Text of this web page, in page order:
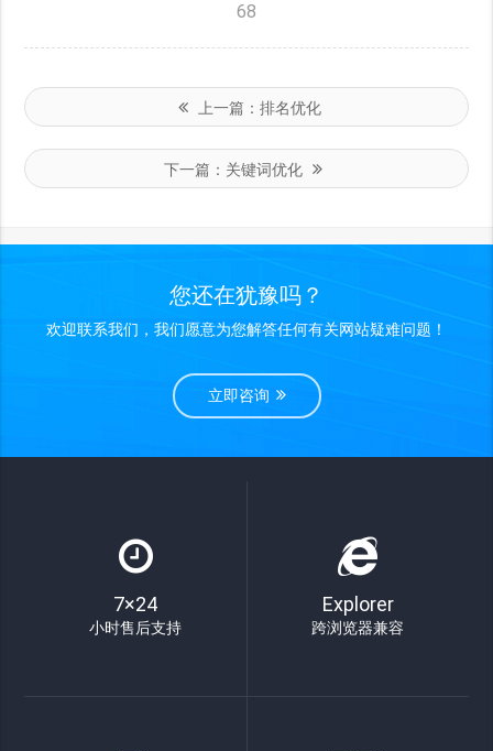
68
上一篇： 排名优化
下一篇： 关键词优化
您还在犹豫吗？
欢迎联系我们，我们愿意为您解答任何有关网站疑难问题！
立即咨询
7×24
小时售后支持
Explorer
跨浏览器兼容